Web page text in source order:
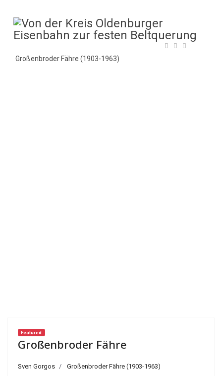
Großenbroder Fähre (1903-1963)
Featured
Großenbroder Fähre
Sven Gorgos Großenbroder Fähre (1903-1963)